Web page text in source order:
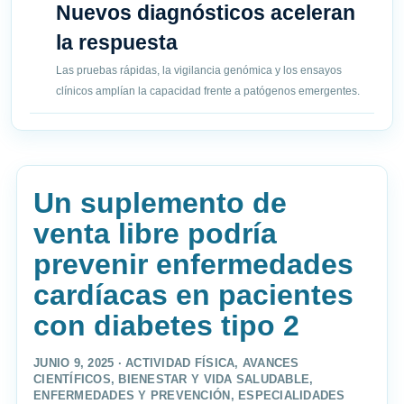
Nuevos diagnósticos aceleran
la respuesta
Las pruebas rápidas, la vigilancia genómica y los ensayos
clínicos amplían la capacidad frente a patógenos emergentes.
Un suplemento de
venta libre podría
prevenir enfermedades
cardíacas en pacientes
con diabetes tipo 2
JUNIO 9, 2025 ·ACTIVIDAD FÍSICA, AVANCES
CIENTÍFICOS, BIENESTAR Y VIDA SALUDABLE,
ENFERMEDADES Y PREVENCIÓN , ESPECIALIDADES